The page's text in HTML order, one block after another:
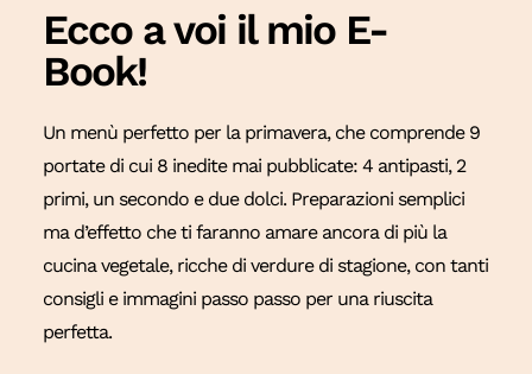
Ecco a voi il mio E-
Book!
Un menù perfetto per la primavera, che comprende 9
portate di cui 8 inedite mai pubblicate: 4 antipasti, 2
primi, un secondo e due dolci. Preparazioni semplici
ma d’effetto che ti faranno amare ancora di più la
cucina vegetale, ricche di verdure di stagione, con tanti
consigli e immagini passo passo per una riuscita
perfetta.